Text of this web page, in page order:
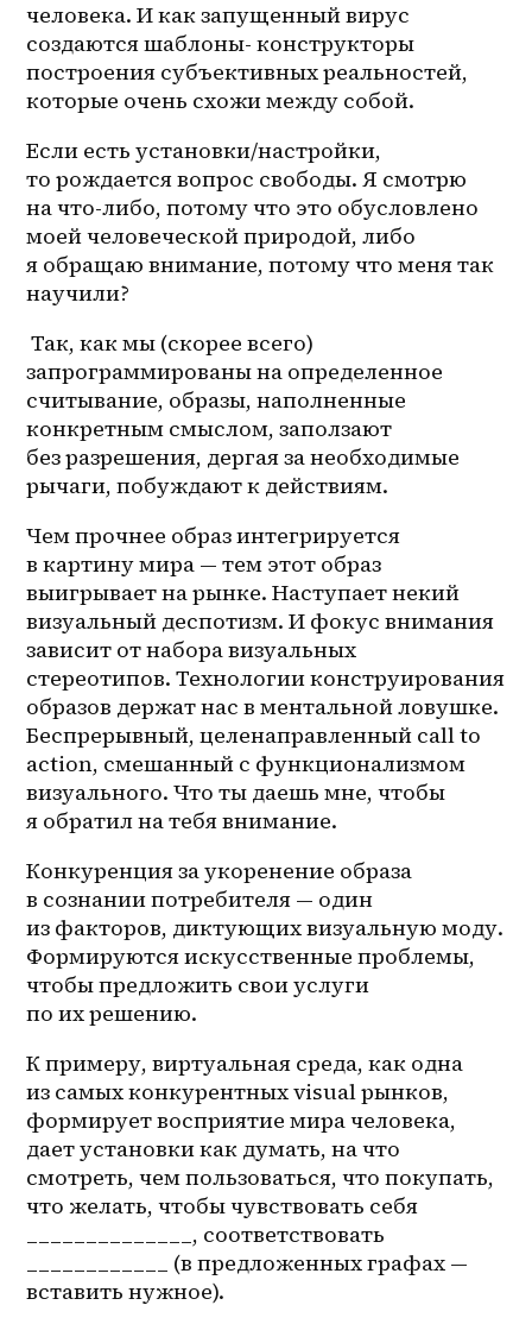
человека. И как запущенный вирус
создаются шаблоны- конструкторы
построения субъективных реальностей,
которые очень схожи между собой.
Если есть установки/настройки,
то рождается вопрос свободы. Я смотрю
на что-либо, потому что это обусловлено
моей человеческой природой, либо
я обращаю внимание, потому что меня так
научили?
Так, как мы (скорее всего)
запрограммированы на определенное
считывание, образы, наполненные
конкретным смыслом, заползают
без разрешения, дергая за необходимые
рычаги, побуждают к действиям.
Чем прочнее образ интегрируется
в картину мира — тем этот образ
выигрывает на рынке. Наступает некий
визуальный деспотизм. И фокус внимания
зависит от набора визуальных
стереотипов. Технологии конструирования
образов держат нас в ментальной ловушке.
Беспрерывный, целенаправленный call to
action, смешанный с функционализмом
визуального. Что ты даешь мне, чтобы
я обратил на тебя внимание.
Конкуренция за укоренение образа
в сознании потребителя — один
из факторов, диктующих визуальную моду.
Формируются искусственные проблемы,
чтобы предложить свои услуги
по их решению.
К примеру, виртуальная среда, как одна
из самых конкурентных visual рынков,
формирует восприятие мира человека,
дает установки как думать, на что
смотреть, чем пользоваться, что покупать,
что желать, чтобы чувствовать себя
______________, соответствовать
____________ (в предложенных графах —
вставить нужное).